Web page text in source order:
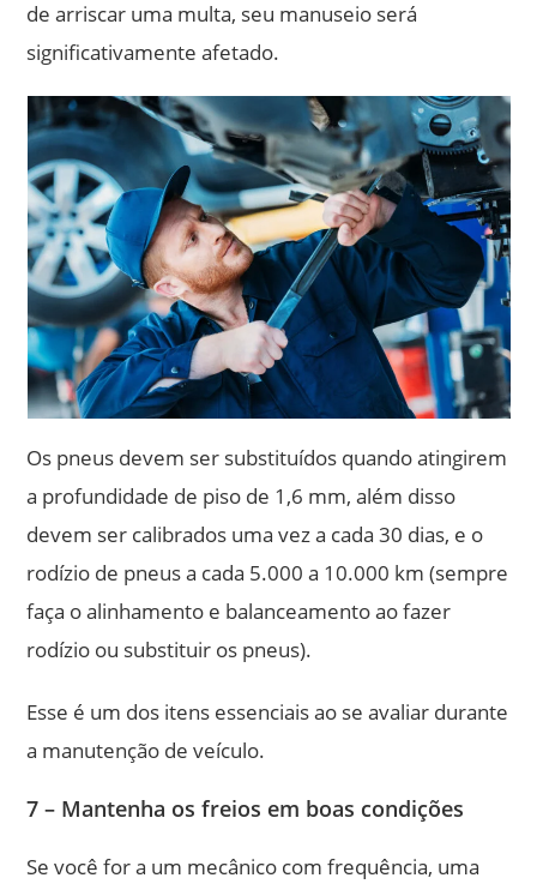
de arriscar uma multa, seu manuseio será
significativamente afetado.
Os pneus devem ser substituídos quando atingirem
a profundidade de piso de 1,6 mm, além disso
devem ser calibrados uma vez a cada 30 dias, e o
rodízio de pneus a cada 5.000 a 10.000 km (sempre
faça o alinhamento e balanceamento ao fazer
rodízio ou substituir os pneus).
Esse é um dos itens essenciais ao se avaliar durante
a manutenção de veículo.
7 – Mantenha os freios em boas condições
Se você for a um mecânico com frequência, uma